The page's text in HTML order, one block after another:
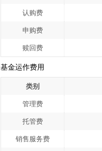
认购费
申购费
赎回费
基金运作费用
类别
管理费
托管费
销售服务费